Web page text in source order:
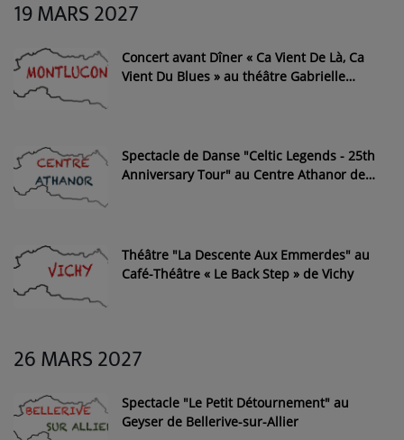
19 MARS 2027
Concert avant Dîner « Ca Vient De Là, Ca
Vient Du Blues » au théâtre Gabrielle
Spectacle de Danse "Celtic Legends - 25th
Anniversary Tour" au Centre Athanor de
Théâtre "La Descente Aux Emmerdes" au
Café-Théâtre « Le Back Step » de Vichy
26 MARS 2027
Spectacle "Le Petit Détournement" au
Geyser de Bellerive-sur-Allier